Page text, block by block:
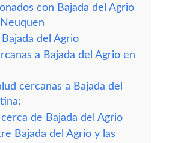
con Bajada del Agrio
del Agrio
a Bajada del Agrio en
cercanas a Bajada del
de Bajada del Agrio
Bajada del Agrio y las